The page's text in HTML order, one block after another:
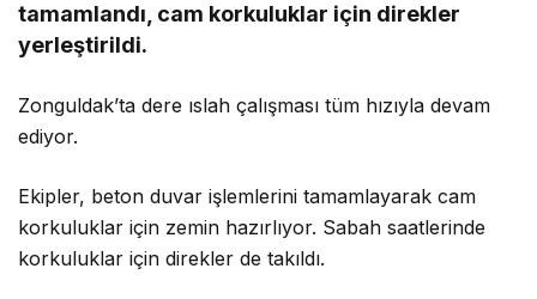
tamamlandı, cam korkuluklar için direkler
yerleştirildi.
Zonguldak’ta dere ıslah çalışması tüm hızıyla devam
ediyor.
Ekipler, beton duvar işlemlerini tamamlayarak cam
korkuluklar için zemin hazırlıyor. Sabah saatlerinde
korkuluklar için direkler de takıldı.